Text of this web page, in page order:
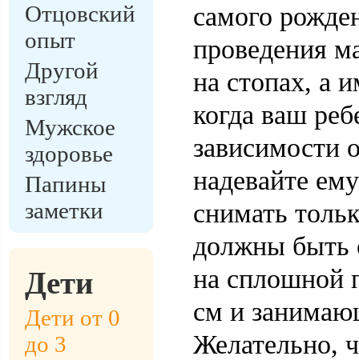
Отцовский
опыт
Другой
взгляд
Мужское
здоровье
Папины
заметки
Дети
Дети от 0
до 3
самого
проведения
на стопах, а
когда ваш
зависимости
надевайте
снимать
должны быть
на сплошной
см и
Желательно,